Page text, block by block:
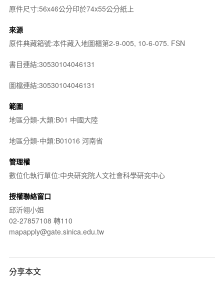
原件尺寸:56x46公分印於74x55公分紙上
來源
原件典藏箱號:本件藏入地圖櫃第2-9-005, 10-6-075. FSN
書目連結:30530104046131
圖檔連結:30530104046131
範圍
地區分類-大類:B01 中國大陸
地區分類-中類:B01016 河南省
管理權
數位化執行單位:中央研究院人文社會科學研究中心
授權聯絡窗口
邱沂翎小姐
02-27857108 轉110
mapapply@gate.sinica.edu.tw
分享本文